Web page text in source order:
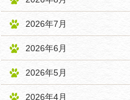
2026年7月
2026年6月
2026年5月
2026年4月